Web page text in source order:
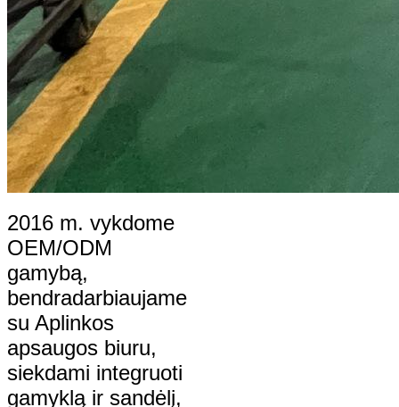
2016 m. vykdome
OEM/ODM
gamybą,
bendradarbiaujame
su Aplinkos
apsaugos biuru,
siekdami integruoti
gamyklą ir sandėlį,